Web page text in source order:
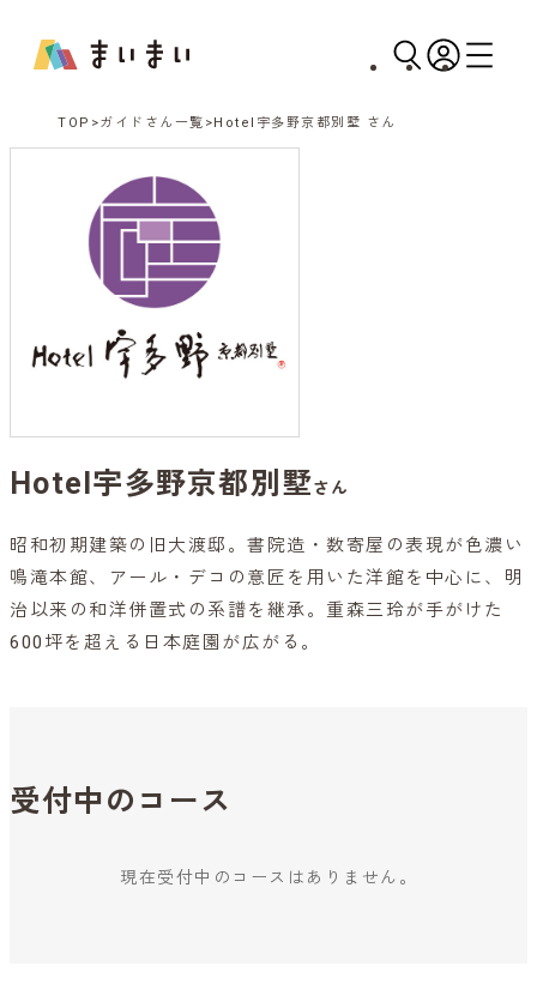
TOP ガイドさん一覧 Hotel宇多野京都別墅 さん
Hotel宇多野京都別墅さん
昭和初期建築の旧大渡邸。書院造・数寄屋の表現が色濃い
鳴滝本館、アール・デコの意匠を用いた洋館を中心に、明
治以来の和洋併置式の系譜を継承。重森三玲が手がけた
600坪を超える日本庭園が広がる。
受付中のコース
現在受付中のコースはありません。